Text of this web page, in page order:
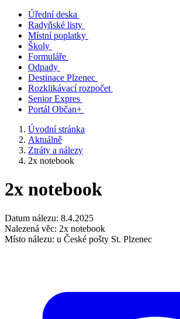
Úřední deska
Radyňské listy
Místní poplatky
Školy
Formuláře
Odpady
Destinace Plzenec
Rozklikávací rozpočet
Senior Expres
Portál Občan+
Úvodní stránka
Aktuálně
Ztráty a nálezy
2x notebook
2x notebook
Datum nálezu: 8.4.2025
Nalezená věc: 2x notebook
Místo nálezu: u České pošty St. Plzenec